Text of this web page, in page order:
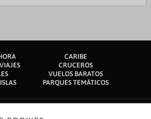
CARIBE
CRUCEROS
VUELOS BARATOS
PARQUES TEMÁTICOS